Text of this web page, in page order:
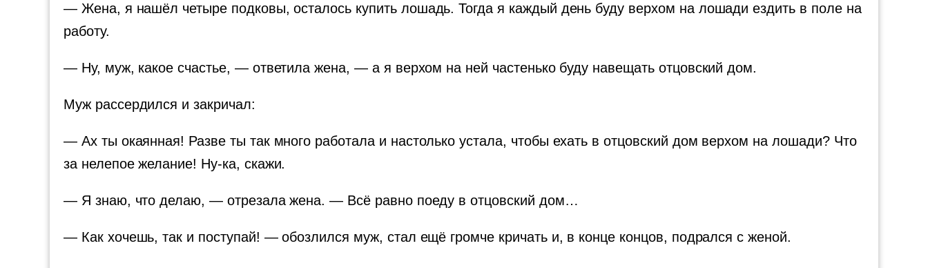
— Жена, я нашёл четыре подковы, осталось купить лошадь. Тогда я каждый день буду верхом на лошади ездить в поле на
работу.
— Ну, муж, какое счастье, — ответила жена, — а я верхом на ней частенько буду навещать отцовский дом.
Муж рассердился и закричал:
— Ах ты окаянная! Разве ты так много работала и настолько устала, чтобы ехать в отцовский дом верхом на лошади? Что
за нелепое желание! Ну-ка, скажи.
— Я знаю, что делаю, — отрезала жена. — Всё равно поеду в отцовский дом…
— Как хочешь, так и поступай! — обозлился муж, стал ещё громче кричать и, в конце концов, подрался с женой.